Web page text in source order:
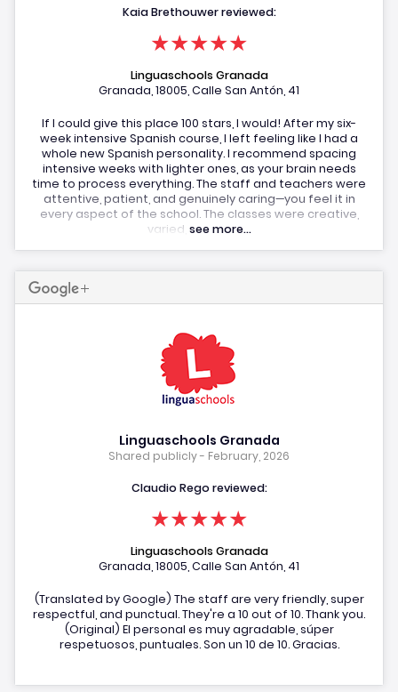
Kaia Brethouwer reviewed:
★★★★★
Linguaschools Granada
Granada, 18005, Calle San Antón, 41
If I could give this place 100 stars, I would! After my six-
week intensive Spanish course, I left feeling like I had a
whole new Spanish personality. I recommend spacing
intensive weeks with lighter ones, as your brain needs
time to process everything. The staff and teachers were
attentive, patient, and genuinely caring—you feel it in
every aspect of the school. The classes were creative,
varied, see more...
Linguaschools Granada
Shared publicly - February, 2026
Claudio Rego reviewed:
★★★★★
Linguaschools Granada
Granada, 18005, Calle San Antón, 41
(Translated by Google) The staff are very friendly, super
respectful, and punctual. They're a 10 out of 10. Thank you.
(Original) El personal es muy agradable, súper
respetuosos, puntuales. Son un 10 de 10. Gracias.